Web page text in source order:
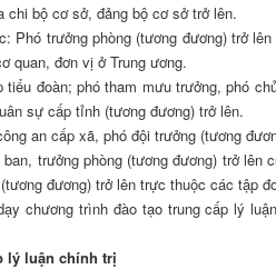
chi bộ cơ sở, đảng bộ cơ sở trở lên.
Phó trưởng phòng (tương đương) trở
quan, đơn vị ở Trung ương.
đoàn; phó tham mưu trưởng, phó
sự cấp tỉnh (tương đương) trở lên.
an cấp xã, phó đội trưởng (tương
ban, trưởng phòng (tương đương) trở
đương) trở lên trực thuộc các tập
chương trình đào tạo trung cấp lý
lý luận chính trị